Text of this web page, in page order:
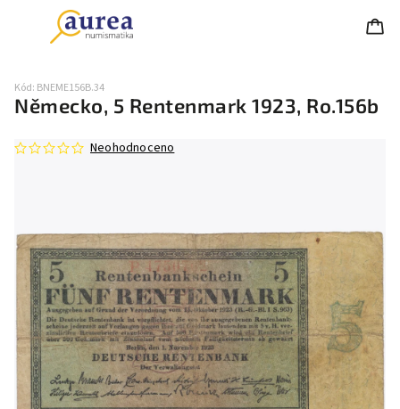
Německo, 5 Rentenmark 1923, Ro.156b
Kód: BNEME156B.34
Neohodnoceno